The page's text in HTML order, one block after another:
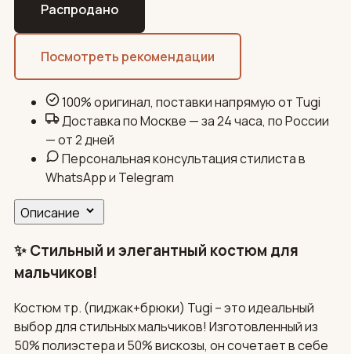
Распродано
Посмотреть рекомендации
100% оригинал, поставки напрямую от Tugi
Доставка по Москве — за 24 часа, по России
— от 2 дней
Персональная консультация стилиста в
WhatsApp и Telegram
Описание
✨ Стильный и элегантный костюм для
мальчиков!
Костюм тр. (пиджак+брюки) Tugi – это идеальный
выбор для стильных мальчиков! Изготовленный из
50% полиэстера и 50% вискозы, он сочетает в себе